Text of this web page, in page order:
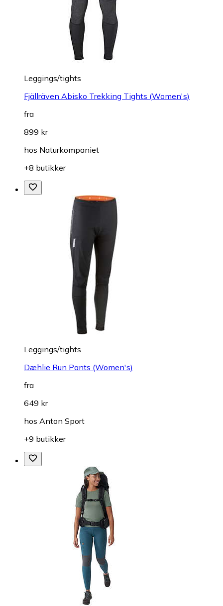
Leggings/tights
Fjällräven Abisko Trekking Tights (Women's)
fra
899 kr
hos Naturkompaniet
+8 butikker
Leggings/tights
Dæhlie Run Pants (Women's)
fra
649 kr
hos Anton Sport
+9 butikker